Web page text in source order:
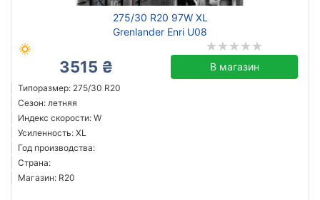
275/30 R20 97W XL
Grenlander Enri U08
3515 ₴ В магазин
Типоразмер: 275/30 R20
Сезон: летняя
Индекс скорости: W
Усиленность: XL
Год производства:
Страна:
Магазин: R20